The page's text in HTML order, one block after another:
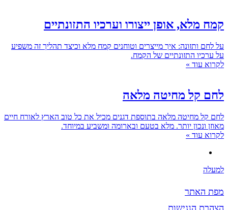
קמח מלא, אופן ייצורו וערכיו התזונתיים
על לחם ותזונה: איך מייצרים וטוחנים קמח מלא וכיצד תהליך זה משפיע
על ערכיו התזונתיים של הקמח.
לקרוא עוד »
לחם קל מחיטה מלאה
לחם קל מחיטה מלאה בתוספת דגנים מכיל את כל טוב הארץ לאורח חיים
מאוזן ונכון יותר. מלא בטעם ובארומה ומשביע במיוחד.
לקרוא עוד »
למעלה
מפת האתר
הצהרת הנגישות